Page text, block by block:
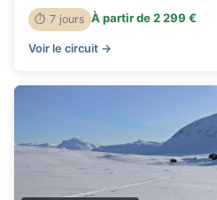
⏱ 7 jours À partir de 2 299 €
Voir le circuit →